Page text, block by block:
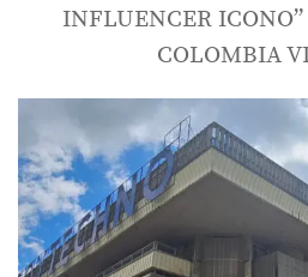
INFLUENCER
COLOMBIA